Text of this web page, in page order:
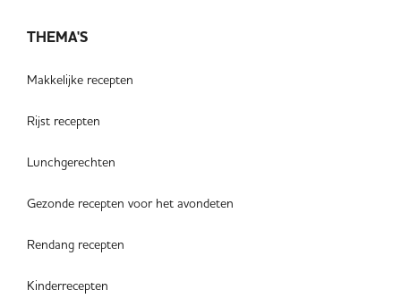
THEMA'S
Makkelijke recepten
Rijst recepten
Lunchgerechten
Gezonde recepten voor het avondeten
Rendang recepten
Kinderrecepten